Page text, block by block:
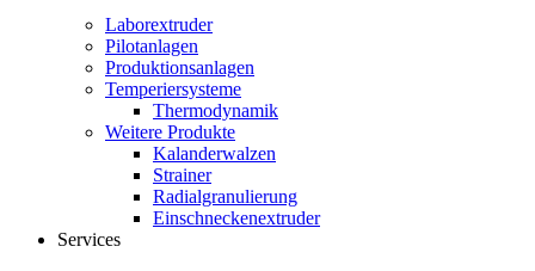
Laborextruder
Pilotanlagen
Produktionsanlagen
Temperiersysteme
Thermodynamik
Weitere Produkte
Kalanderwalzen
Strainer
Radialgranulierung
Einschneckenextruder
Services